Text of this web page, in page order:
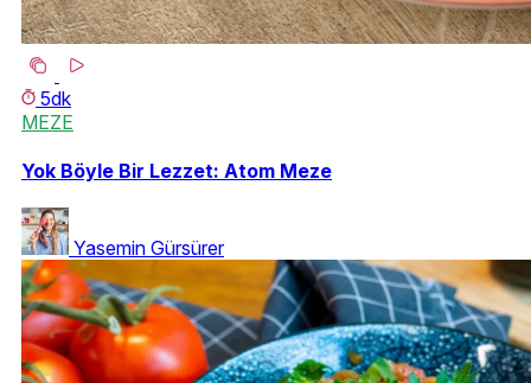
5dk
MEZE
Yok Böyle Bir Lezzet: Atom Meze
Yasemin Gürsürer